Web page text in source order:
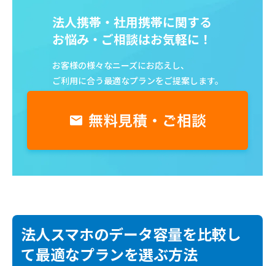
法人携帯・社用携帯に関する
お悩み・ご相談はお気軽に！
お客様の様々なニーズにお応えし、
ご利用に合う最適なプランをご提案します。
法人スマホのデータ容量を比較し
て最適なプランを選ぶ方法